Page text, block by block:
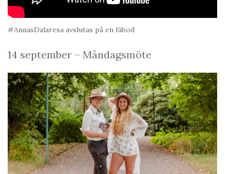
#AnnasDalaresa avslutas på en fäbod
14 september – Måndagsmöte